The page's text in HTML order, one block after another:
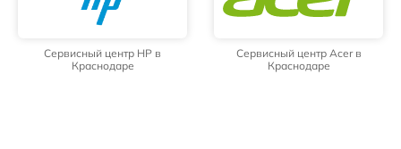
Сервисный центр HP в
Краснодаре
Сервисный центр Acer в
Краснодаре